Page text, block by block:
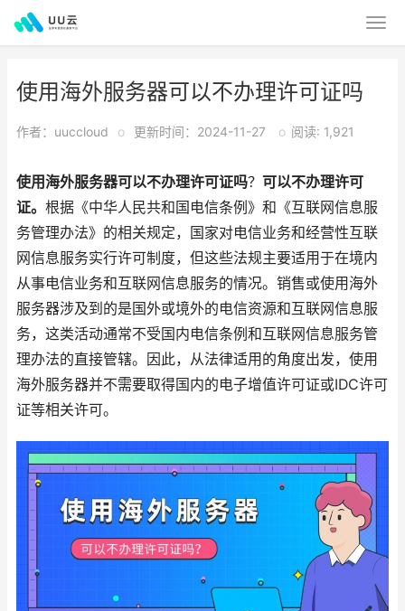
使用海外服务器可以不办理许可证吗
作者：uuccloud o 更新时间：2024-11-27 o 阅读: 1,921
使用海外服务器可以不办理许可证吗？ 可以不办理许可
证。 根据《中华人民共和国电信条例》和《互联网信息服
务管理办法》的相关规定，国家对电信业务和经营性互联
网信息服务实行许可制度，但这些法规主要适用于在境内
从事电信业务和互联网信息服务的情况。销售或使用海外
服务器涉及到的是国外或境外的电信资源和互联网信息服
务，这类活动通常不受国内电信条例和互联网信息服务管
理办法的直接管辖。因此，从法律适用的角度出发，使用
海外服务器并不需要取得国内的电子增值许可证或IDC许可
证等相关许可。